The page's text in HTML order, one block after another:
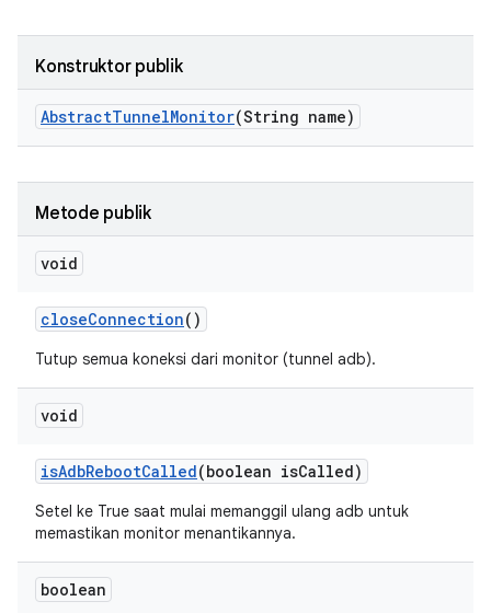
Konstruktor publik
AbstractTunnelMonitor(String name)
Metode publik
void
closeConnection()
Tutup semua koneksi dari monitor (tunnel adb).
void
isAdbRebootCalled(boolean isCalled)
Setel ke True saat mulai memanggil ulang adb untuk
memastikan monitor menantikannya.
boolean